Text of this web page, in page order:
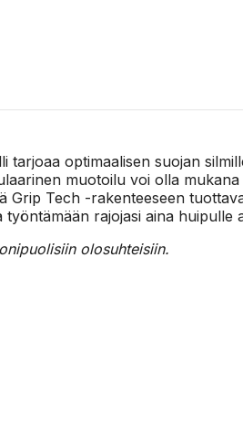
optimaalisen suojan
muotoilu voi olla
Grip Tech -rakenteeseen
rajojasi aina huipulle
olosuhteisiin.